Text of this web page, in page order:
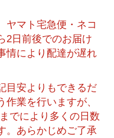
ヤマト宅急便・ネコ
2日前後でのお届け
情により配達が遅れ
目安よりもできるだ
業を行いますが、
でにより多くの日数
。あらかじめご了承